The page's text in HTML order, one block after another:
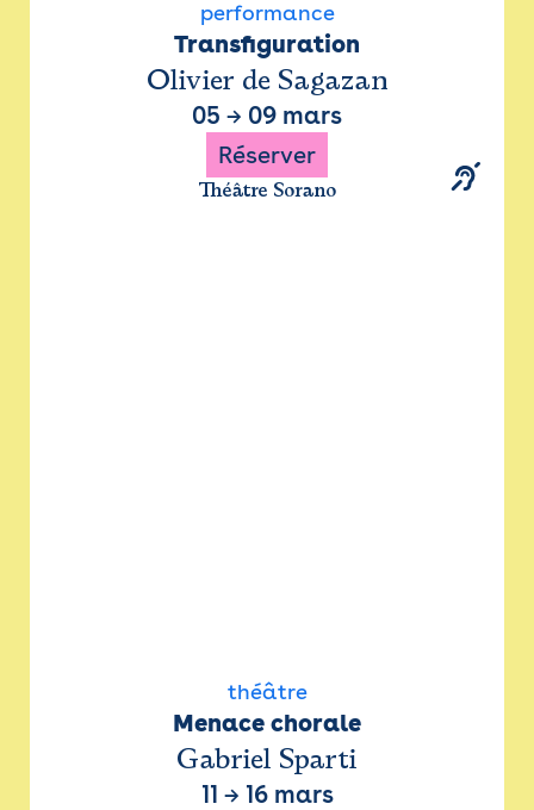
performance
Transfiguration
Olivier de Sagazan
05 → 09 mars
Réserver
Théâtre Sorano
théâtre
Menace chorale
Gabriel Sparti
11 → 16 mars